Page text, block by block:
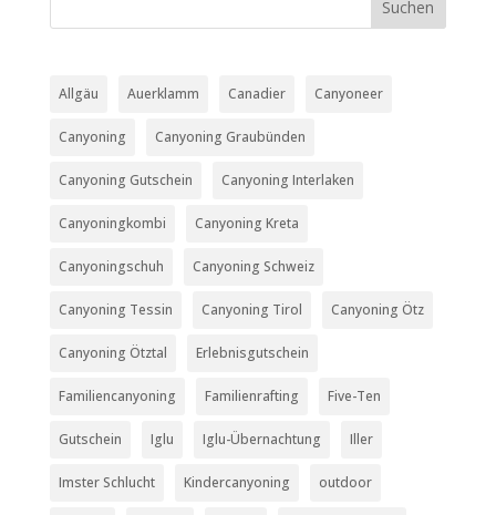
Allgäu Auerklamm Canadier Canyoneer
Canyoning Canyoning Graubünden
Canyoning Gutschein Canyoning Interlaken
Canyoningkombi Canyoning Kreta
Canyoningschuh Canyoning Schweiz
Canyoning Tessin Canyoning Tirol Canyoning Ötz
Canyoning Ötztal Erlebnisgutschein
Familiencanyoning Familienrafting Five-Ten
Gutschein Iglu Iglu-Übernachtung Iller
Imster Schlucht Kindercanyoning outdoor